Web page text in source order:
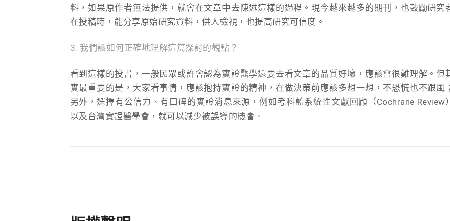
料，如果原作者無法提供，就會在文章中去陳述這樣的過程。現今越來越多的期刊，也鼓勵研究
在投稿時，能分享原始研究資料，供人檢視，也提高研究可信度。
3. 我們該如何正確地理解這篇探討的觀點？
看到這樣的投書，一般民眾或許會認為實證醫學還要去看文章的品質好壞，應該會很難理解。但
實最重要的是，大家看事情，應該抱持實證的精神，在做決策前應該多想一想，不恐慌也不跟風；
另外，選擇有公信力、有口碑的實證消息來源，例如考科藍系統性文獻回顧（Cochrane Review）
以及台灣實證醫學會，就可以減少被誤導的機會。